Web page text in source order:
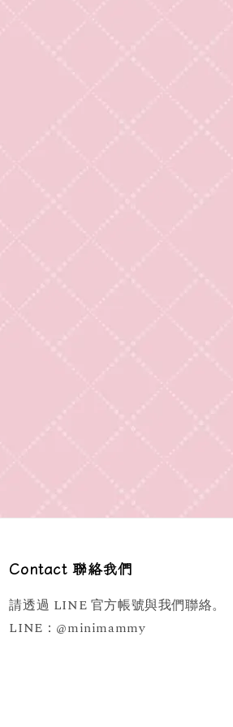
Contact 聯絡我們
請透過 LINE 官方帳號與我們聯絡。
LINE：@minimammy